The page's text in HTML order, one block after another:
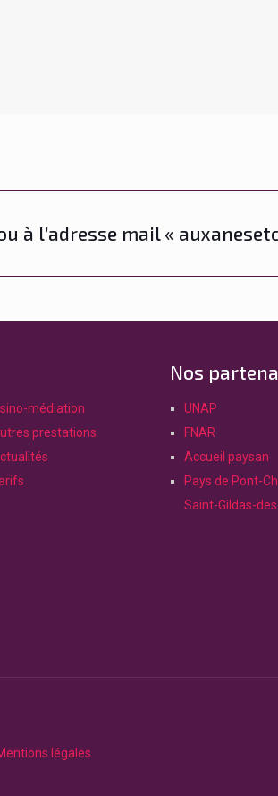
à l’adresse mail «
médiation
prestations
Nos
UNAP
FNAR
Accueil paysan
Pays de Pont-
Saint-Gildas-
légales